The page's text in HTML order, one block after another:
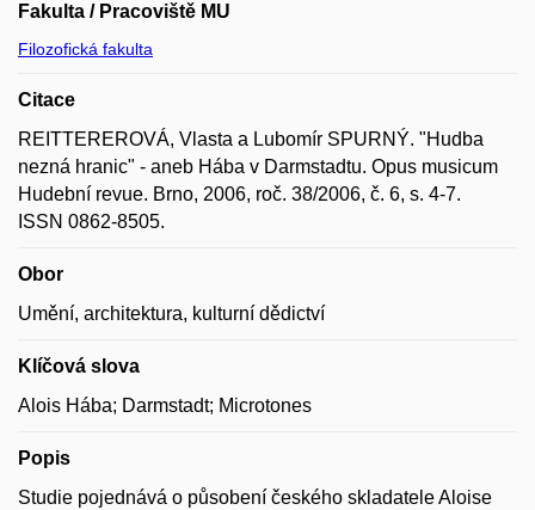
Fakulta / Pracoviště MU
Filozofická fakulta
Citace
REITTEREROVÁ, Vlasta a Lubomír SPURNÝ. "Hudba
nezná hranic" - aneb Hába v Darmstadtu. Opus musicum
Hudební revue. Brno, 2006, roč. 38/2006, č. 6, s. 4-7.
ISSN 0862-8505.
Obor
Umění, architektura, kulturní dědictví
Klíčová slova
Alois Hába; Darmstadt; Microtones
Popis
Studie pojednává o působení českého skladatele Aloise